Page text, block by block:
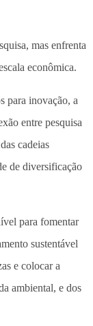
mas enfrenta
econômica.
para inovação, a
entre pesquisa
cadeias
de diversificação
para fomentar
sustentável
e colocar a
ambiental, e dos